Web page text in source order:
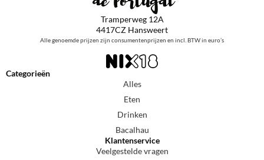
Tramperweg 12A
4417CZ Hansweert
Alle genoemde prijzen zijn consumentenprijzen en incl. BTW in euro’s
Categorieën
Alles
Eten
Drinken
Bacalhau
Klantenservice
Veelgestelde vragen